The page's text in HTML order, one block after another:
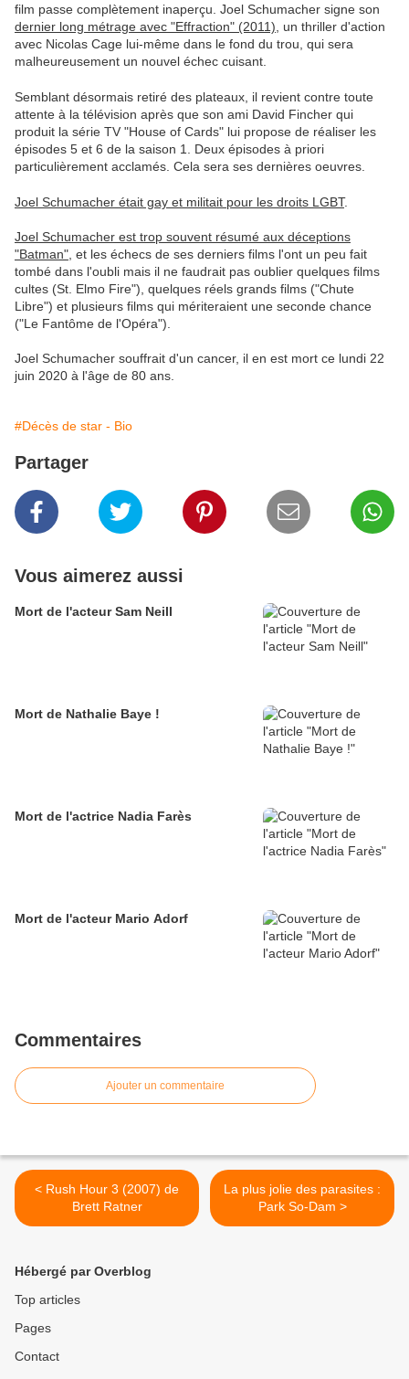
film passe complètement inaperçu. Joel Schumacher signe son
dernier long métrage avec "Effraction" (2011) , un thriller d'action
avec Nicolas Cage lui-même dans le fond du trou, qui sera
malheureusement un nouvel échec cuisant.
Semblant désormais retiré des plateaux, il revient contre toute
attente à la télévision après que son ami David Fincher qui
produit la série TV "House of Cards" lui propose de réaliser les
épisodes 5 et 6 de la saison 1. Deux épisodes à priori
particulièrement acclamés. Cela sera ses dernières oeuvres.
Joel Schumacher était gay et militait pour les droits LGBT.
Joel Schumacher est trop souvent résumé aux déceptions
"Batman" , et les échecs de ses derniers films l'ont un peu fait
tombé dans l'oubli mais il ne faudrait pas oublier quelques films
cultes (St. Elmo Fire"), quelques réels grands films ("Chute
Libre") et plusieurs films qui mériteraient une seconde chance
("Le Fantôme de l'Opéra").
Joel Schumacher souffrait d'un cancer, il en est mort ce lundi 22
juin 2020 à l'âge de 80 ans.
#Décès de star - Bio
Partager
Vous aimerez aussi
Mort de l'acteur Sam Neill
Mort de Nathalie Baye !
Mort de l'actrice Nadia Farès
Mort de l'acteur Mario Adorf
Commentaires
Ajouter un commentaire
< Rush Hour 3 (2007) de
Brett Ratner
La plus jolie des parasites :
Park So-Dam >
Hébergé par Overblog
Top articles
Pages
Contact